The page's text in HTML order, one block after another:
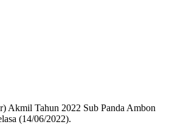
Akmil Tahun 2022 Sub Panda Ambon
(14/06/2022).